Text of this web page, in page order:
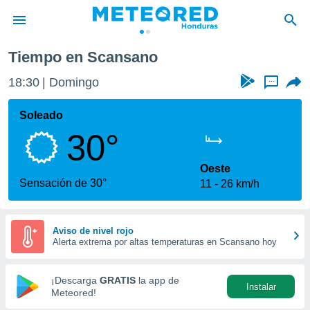
de
ha sido
calidad.
a este
las
y
forma
digital
basada
Tiempo en Scansano
18:30 Domingo ...
Soleado
30°
Sensación de 30°
Oeste
11
26 km/h
Aviso de nivel rojo
Alerta extrema por altas temperaturas en Scansano hoy
¡Descarga GRATIS la app de
Meteored!
Instalar